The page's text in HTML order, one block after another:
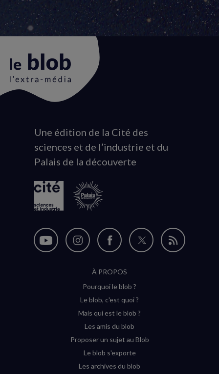
Animation
du
logo
Une édition de la Cité des
sciences et de l’industrie et du
Palais de la découverte
Nous
Nous
Instagram
(nouvelle
Nous
sur
Facebook
(nouvelle
Nous
Flux
À PROPOS
Pourquoi le blob ?
Le blob, c'est quoi ?
Mais qui est le blob ?
Les amis du blob
Proposer un sujet au Blob
Le blob s'exporte
Les archives du blob